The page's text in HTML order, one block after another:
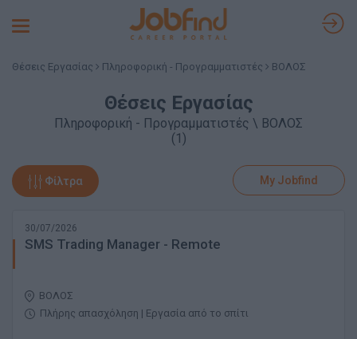
Toggle
Θέσεις Εργασίας Πληροφορική - Προγραμματιστές ΒΟΛΟΣ
Θέσεις Εργασίας
Πληροφορική - Προγραμματιστές \ ΒΟΛΟΣ
(1)
Φίλτρα My Jobfind
30/07/2026
SMS Trading Manager - Remote
ΒΟΛΟΣ
Πλήρης απασχόληση | Εργασία από το σπίτι